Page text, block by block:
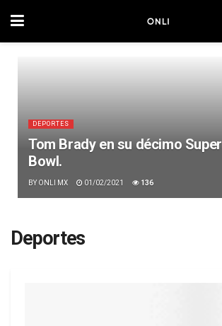
DEPORTES
Tom Brady en su décimo Super
Bowl.
BYONLI MX 01/02/2021 136
Deportes